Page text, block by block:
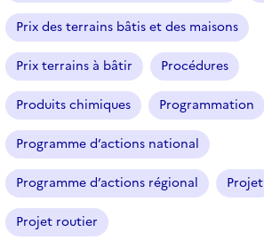
Prix des terrains bâtis et des maisons
Prix terrains à bâtir Procédures
Produits chimiques Programmation
Programme d’actions national
Programme d’actions régional Projet
Projet routier